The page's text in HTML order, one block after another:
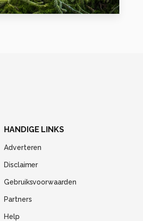
HANDIGE LINKS
Adverteren
Disclaimer
Gebruiksvoorwaarden
Partners
Help